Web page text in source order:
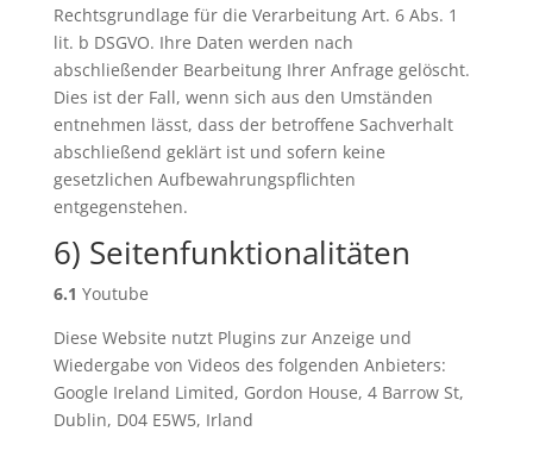
Rechtsgrundlage für die Verarbeitung Art. 6 Abs. 1
lit. b DSGVO. Ihre Daten werden nach
abschließender Bearbeitung Ihrer Anfrage gelöscht.
Dies ist der Fall, wenn sich aus den Umständen
entnehmen lässt, dass der betroffene Sachverhalt
abschließend geklärt ist und sofern keine
gesetzlichen Aufbewahrungspflichten
entgegenstehen.
6) Seitenfunktionalitäten
6.1 Youtube
Diese Website nutzt Plugins zur Anzeige und
Wiedergabe von Videos des folgenden Anbieters:
Google Ireland Limited, Gordon House, 4 Barrow St,
Dublin, D04 E5W5, Irland